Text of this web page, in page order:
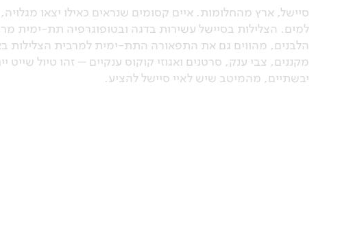
סיישל, ארץ מהחלומות. איים קסומים שנראים כאילו יצאו
למים. הצלילות בסיישל עשירות בדגה ובטופוגרפיה תת-ימית
הלבנים, מהווים גם את התפאורה התת-ימית למרבית הצלילות
מקננים, צבי ענק, סרטנים ואגוזי קוקוס ענקיים – זהו טיול שייט
יבשתיים, מהמיטב שיש לאיי סיישל להציע.